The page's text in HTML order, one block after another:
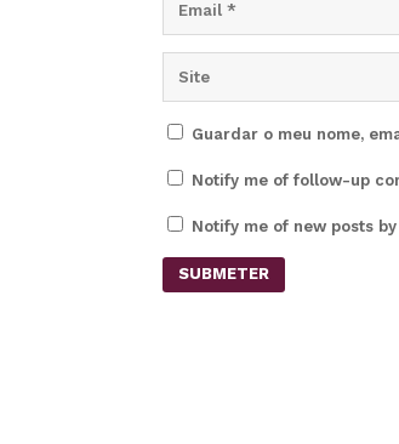
Guardar o meu nome,
Notify me of follow-up
Notify me of new posts
SUBMETER